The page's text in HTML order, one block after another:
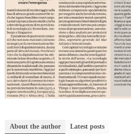
About the author Latest posts